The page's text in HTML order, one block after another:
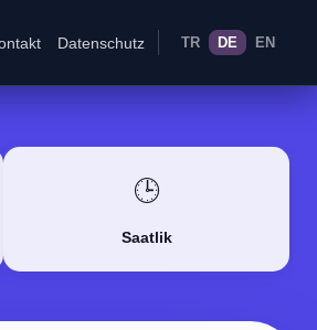
Datenschutz TR DE EN
🕒
Saatlik